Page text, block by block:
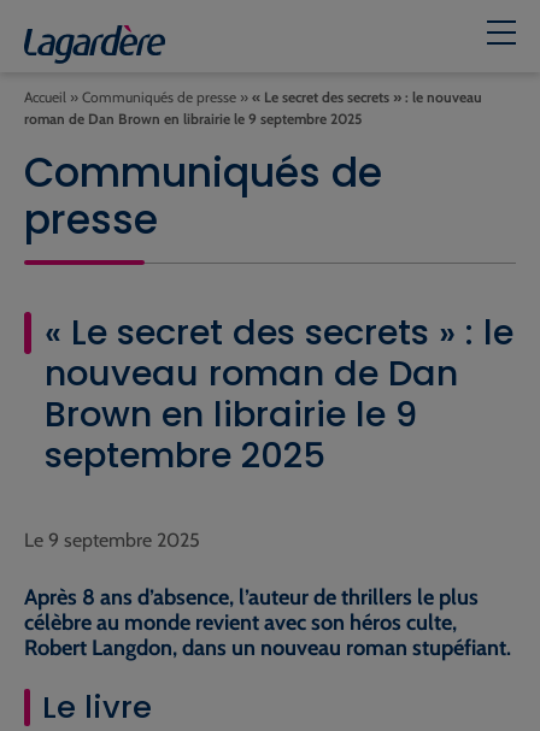
Accueil » Communiqués de presse » « Le secret des secrets » : le nouveau
roman de Dan Brown en librairie le 9 septembre 2025
Communiqués de
presse
« Le secret des secrets » : le
nouveau roman de Dan
Brown en librairie le 9
septembre 2025
Le 9 septembre 2025
Après 8 ans d’absence, l’auteur de thrillers le plus
célèbre au monde revient avec son héros culte,
Robert Langdon, dans un nouveau roman stupéfiant.
Le livre